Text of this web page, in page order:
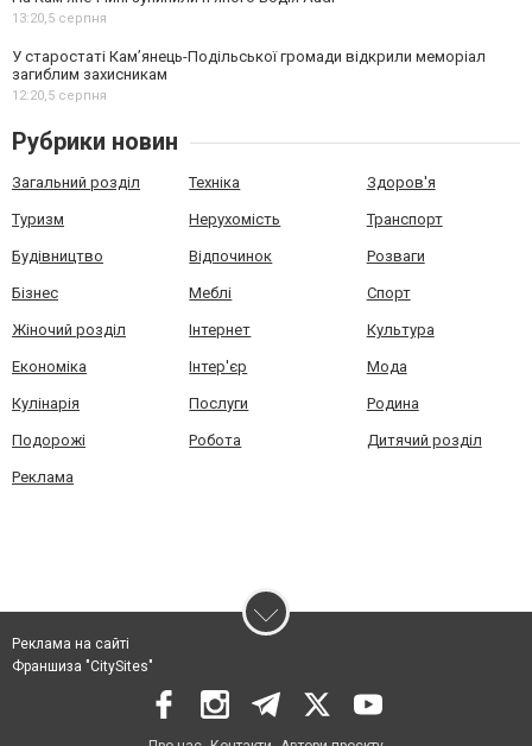
13:20, 5 серпня
У старостаті Кам’янець-Подільської громади відкрили меморіал
загиблим захисникам
12:20, 5 серпня
Рубрики новин
Загальний розділ Техніка Здоров'я
Туризм Нерухомість Транспорт
Будівництво Відпочинок Розваги
Бізнес Меблі Спорт
Жіночий розділ Інтернет Культура
Економіка Інтер'єр Мода
Кулінарія Послуги Родина
Подорожі Робота Дитячий розділ
Реклама
Реклама на сайті
Франшиза "CitySites"